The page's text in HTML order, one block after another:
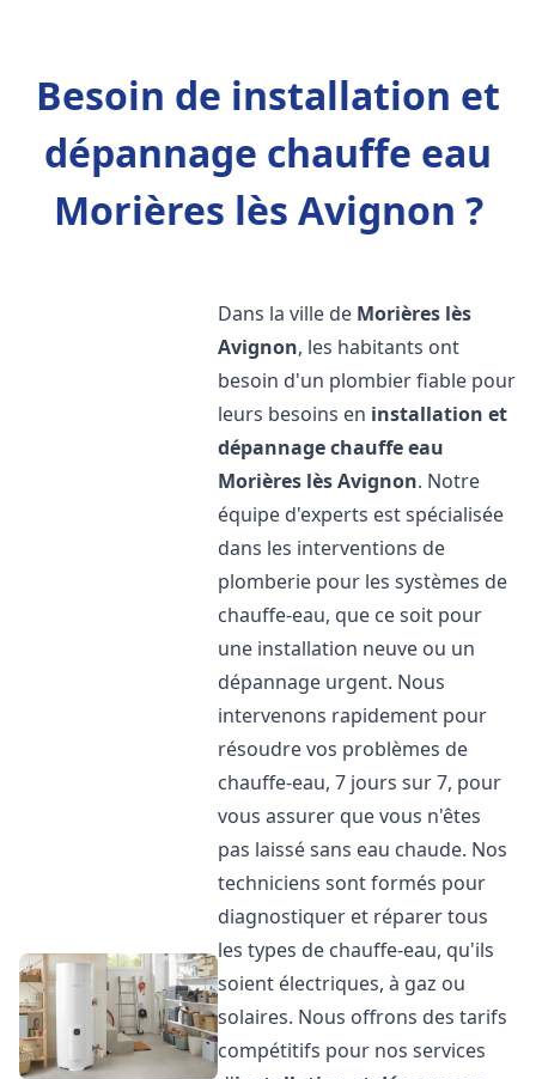
Besoin de installation et
dépannage chauffe eau
Morières lès Avignon ?
Dans la ville de Morières lès
Avignon, les habitants ont
besoin d'un plombier fiable pour
leurs besoins en installation et
dépannage chauffe eau
Morières lès Avignon. Notre
équipe d'experts est spécialisée
dans les interventions de
plomberie pour les systèmes de
chauffe-eau, que ce soit pour
une installation neuve ou un
dépannage urgent. Nous
intervenons rapidement pour
résoudre vos problèmes de
chauffe-eau, 7 jours sur 7, pour
vous assurer que vous n'êtes
pas laissé sans eau chaude. Nos
techniciens sont formés pour
diagnostiquer et réparer tous
les types de chauffe-eau, qu'ils
soient électriques, à gaz ou
solaires. Nous offrons des tarifs
compétitifs pour nos services